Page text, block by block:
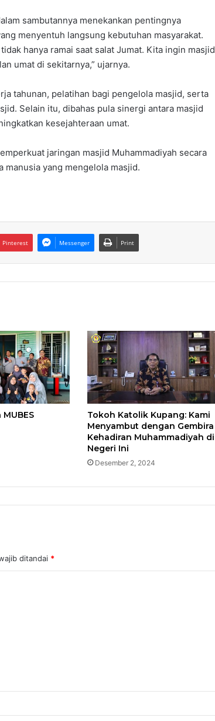
sambutannya menekankan pentingnya
menyentuh langsung kebutuhan masyarakat.
hanya ramai saat salat Jumat. Kita ingin masjid
umat di sekitarnya,” ujarnya.
tahunan, pelatihan bagi pengelola masjid, serta
Selain itu, dibahas pula sinergi antara masjid
kesejahteraan umat.
jaringan masjid Muhammadiyah secara
manusia yang mengelola masjid.
Pinterest Messenger Print
Tokoh Katolik Kupang: Kami
Menyambut dengan Gembira
Kehadiran Muhammadiyah di
Negeri Ini
Desember 2, 2024
ditandai *